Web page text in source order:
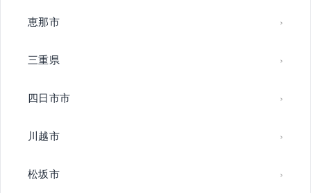
恵那市
三重県
四日市市
川越市
松坂市